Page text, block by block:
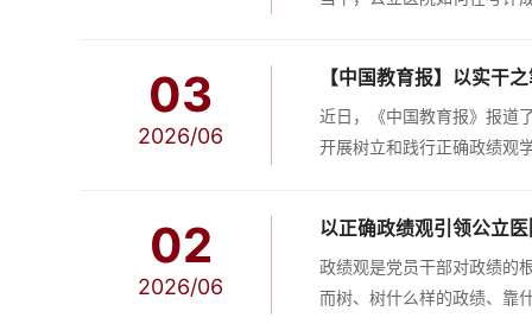
03
2026/06
【中国教育报】以实干
近日，《中国教育报》报道
开展树立和践行正确政绩观
02
2026/06
以正确政绩观引领公立
政绩观是党员干部对政绩的
而树、树什么样的政绩、靠